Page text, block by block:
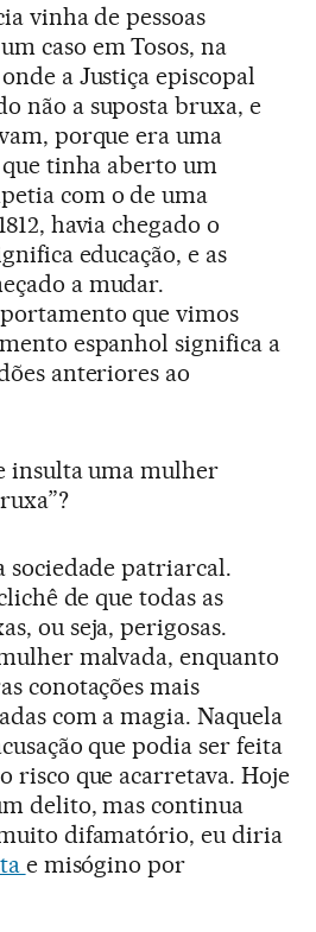
vinha de pessoas
caso em Tosos, na
a Justiça episcopal
não a suposta bruxa, e
porque era uma
tinha aberto um
com o de uma
havia chegado o
educação, e as
a mudar.
que vimos
espanhol significa a
anteriores ao
insulta uma mulher
sociedade patriarcal.
de que todas as
ou seja, perigosas.
malvada, enquanto
conotações mais
com a magia. Naquela
que podia ser feita
risco que acarretava. Hoje
delito, mas continua
difamatório, eu diria
e misógino por